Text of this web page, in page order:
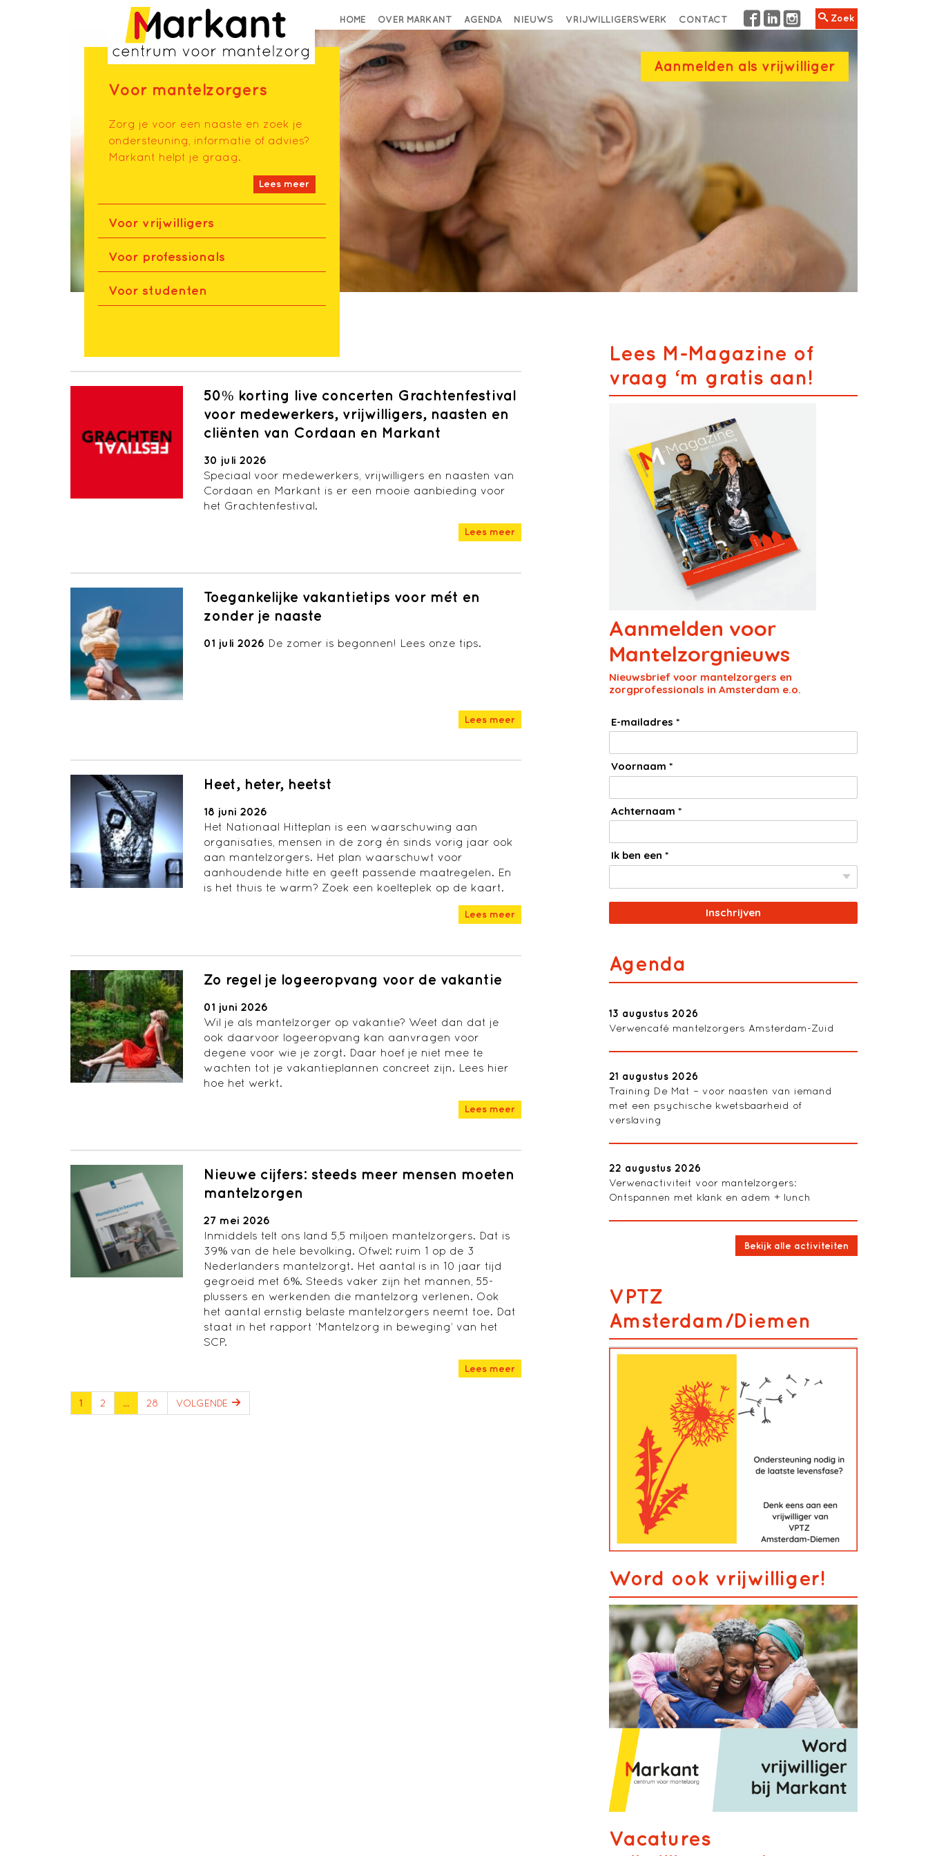
HOME OVER MARKANT AGENDA NIEUWS VRIJWILLIGERSWERK CONTACT Zoek
Aanmelden als vrijwilliger
Voor mantelzorgers
Zorg je voor een naaste en zoek je
ondersteuning, informatie of advies?
Markant helpt je graag.
Lees meer
Voor vrijwilligers
Voor professionals
Voor studenten
50% korting live concerten Grachtenfestival
voor medewerkers, vrijwilligers, naasten en
cliënten van Cordaan en Markant
30 juli 2026
Speciaal voor medewerkers, vrijwilligers en naasten van
Cordaan en Markant is er een mooie aanbieding voor
het Grachtenfestival.
Lees meer
Toegankelijke vakantietips voor mét en
zonder je naaste
01 juli 2026 De zomer is begonnen! Lees onze tips.
Lees meer
Heet, heter, heetst
18 juni 2026
Het Nationaal Hitteplan is een waarschuwing aan
organisaties, mensen in de zorg én sinds vorig jaar ook
aan mantelzorgers. Het plan waarschuwt voor
aanhoudende hitte en geeft passende maatregelen. En
is het thuis te warm? Zoek een koelteplek op de kaart.
Lees meer
Zo regel je logeeropvang voor de vakantie
01 juni 2026
Wil je als mantelzorger op vakantie? Weet dan dat je
ook daarvoor logeeropvang kan aanvragen voor
degene voor wie je zorgt. Daar hoef je niet mee te
wachten tot je vakantieplannen concreet zijn. Lees hier
hoe het werkt.
Lees meer
Nieuwe cijfers: steeds meer mensen moeten
mantelzorgen
27 mei 2026
Inmiddels telt ons land 5,5 miljoen mantelzorgers. Dat is
39% van de hele bevolking. Ofwel: ruim 1 op de 3
Nederlanders mantelzorgt. Het aantal is in 10 jaar tijd
gegroeid met 6%. Steeds vaker zijn het mannen, 55-
plussers en werkenden die mantelzorg verlenen. Ook
het aantal ernstig belaste mantelzorgers neemt toe. Dat
staat in het rapport ‘Mantelzorg in beweging’ van het
SCP.
Lees meer
1 2 … 28 VOLGENDE
Lees M-Magazine of
vraag ‘m gratis aan!
Aanmelden voor
Mantelzorgnieuws
Nieuwsbrief voor mantelzorgers en
zorgprofessionals in Amsterdam e.o.
E-mailadres *
Voornaam *
Achternaam *
Ik ben een *
Inschrijven
Agenda
13 augustus 2026
Verwencafé mantelzorgers Amsterdam-Zuid
21 augustus 2026
Training De Mat – voor naasten van iemand
met een psychische kwetsbaarheid of
verslaving
22 augustus 2026
Verwenactiviteit voor mantelzorgers:
Ontspannen met klank en adem + lunch
Bekijk alle activiteiten
VPTZ
Amsterdam/Diemen
Word ook vrijwilliger!
Vacatures